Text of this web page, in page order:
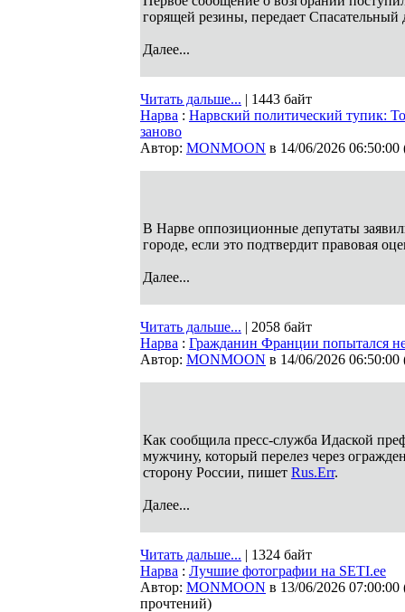
горящей резины, передает Спасательный
Далее...
Читать дальше... | 1443 байт
Нарва : Нарвский политический тупик:
заново
Автор: MONMOON в 14/06/2026 06:50:00
В Нарве оппозиционные депутаты
городе, если это подтвердит правовая
Далее...
Читать дальше... | 2058 байт
Нарва : Гражданин Франции попытался
Автор: MONMOON в 14/06/2026 06:50:00
Как сообщила пресс-служба Идаской
мужчину, который перелез через
сторону России, пишет Rus.Err.
Далее...
Читать дальше... | 1324 байт
Нарва : Лучшие фотографии на SETI.ee
Автор: MONMOON в 13/06/2026 07:00:00
прочтений)